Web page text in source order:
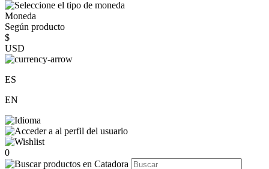
Moneda
Según producto
$
USD
ES
EN
0